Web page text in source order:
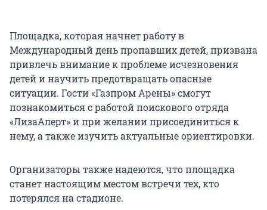
Площадка, которая начнет работу в
Международный день пропавших детей, призвана
привлечь внимание к проблеме исчезновения
детей и научить предотвращать опасные
ситуации. Гости «Газпром Арены» смогут
познакомиться с работой поискового отряда
«ЛизаАлерт» и при желании присоединиться к
нему, а также изучить актуальные ориентировки.
Организаторы также надеются, что площадка
станет настоящим местом встречи тех, кто
потерялся на стадионе.